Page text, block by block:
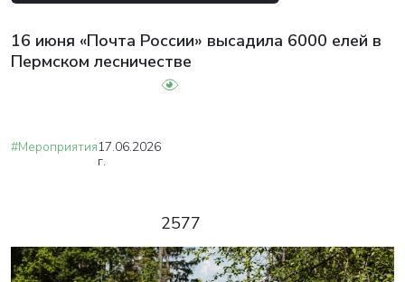
16 июня «Почта России» высадила 6000 елей в
Пермском лесничестве
#Мероприятия17.06.2026
г.
2577